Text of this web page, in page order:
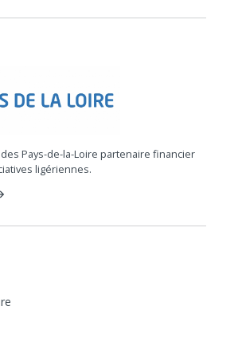
Pays-de-la-Loire partenaire financier
ligériennes.